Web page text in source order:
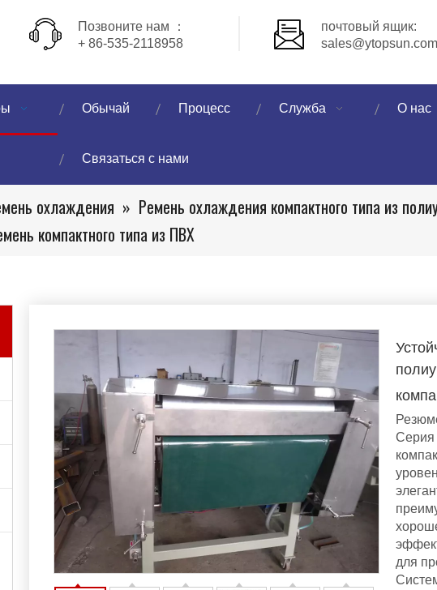
Позвоните нам ：
+ 86-535-2118958
почтовый ящик:
sales@ytopsun.com
Обычай Процесс Служба О нас
Связаться с нами
охлаждения » Ремень охлаждения компактного типа из
компактного типа из ПВХ
Серия
для